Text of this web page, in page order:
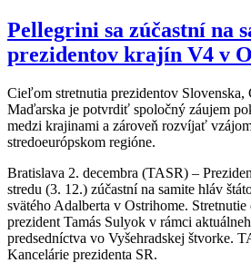
Pellegrini sa zúčastní na
prezidentov krajín V4 v
Cieľom stretnutia prezidentov Slovenska,
Maďarska je potvrdiť spoločný záujem
medzi krajinami a zároveň rozvíjať
stredoeurópskom regióne.
Bratislava 2. decembra (TASR) –
stredu (3. 12.) zúčastní na samite hláv
svätého Adalberta v Ostrihome.
prezident Tamás Sulyok v rámci
predsedníctva vo Vyšehradskej štvorke.
Kancelárie prezidenta SR.